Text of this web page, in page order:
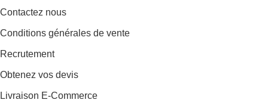
Contactez nous
Conditions générales de vente
Recrutement
Obtenez vos devis
Livraison E-Commerce